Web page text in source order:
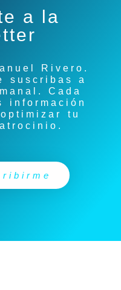
a la
Rivero .
suscribas a
Cada
información
tu